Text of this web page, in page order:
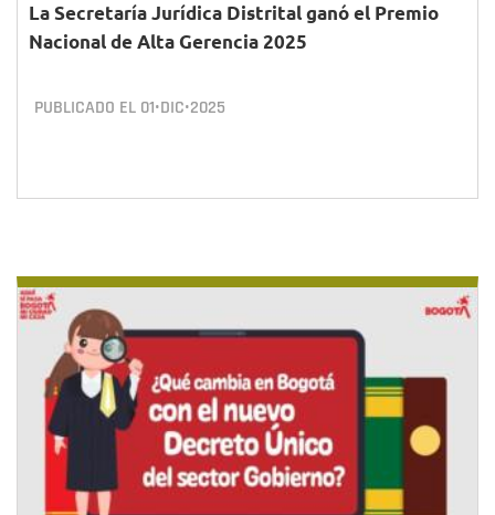
La Secretaría Jurídica Distrital ganó el Premio
Nacional de Alta Gerencia 2025
PUBLICADO EL 01•DIC•2025